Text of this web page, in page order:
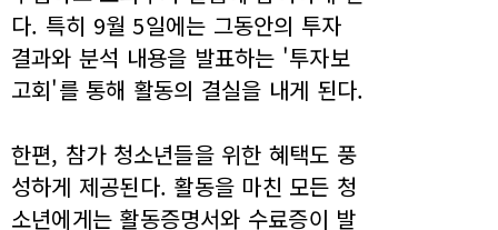
다. 특히 9월 5일에는 그동안의 투자
결과와 분석 내용을 발표하는 '투자보
고회'를 통해 활동의 결실을 내게 된다.
한편, 참가 청소년들을 위한 혜택도 풍
성하게 제공된다. 활동을 마친 모든 청
소년에게는 활동증명서와 수료증이 발